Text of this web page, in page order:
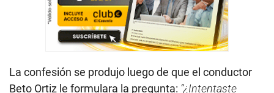
La confesión se produjo luego de que el conductor
Beto Ortiz le formulara la pregunta: “¿Intentaste